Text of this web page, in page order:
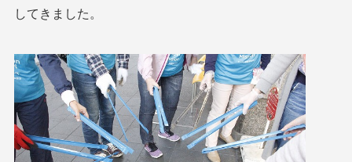
してきました。